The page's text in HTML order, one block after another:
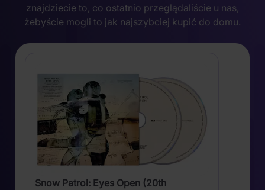
znajdziecie to, co ostatnio przeglądaliście u nas,
żebyście mogli to jak najszybciej kupić do domu.
Snow Patrol: Eyes Open (20th